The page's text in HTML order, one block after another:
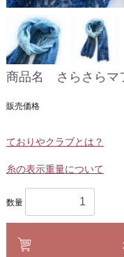
商品名 さらさらマ
販売価格
ておりやクラブとは？
糸の表示重量について
数量